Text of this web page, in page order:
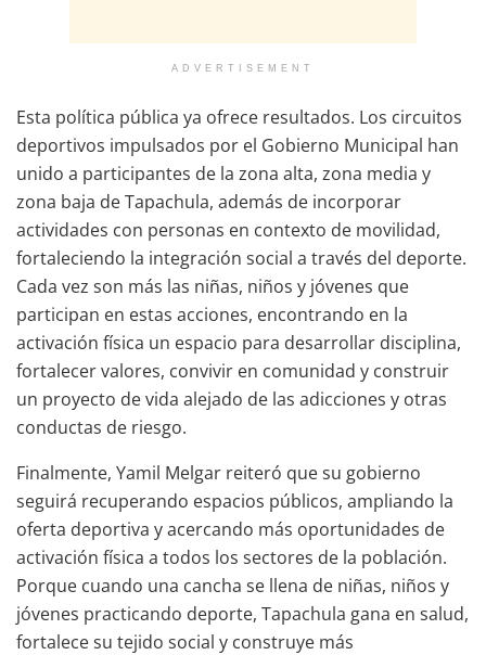
ADVERTISEMENT
Esta política pública ya ofrece resultados. Los circuitos
deportivos impulsados por el Gobierno Municipal han
unido a participantes de la zona alta, zona media y
zona baja de Tapachula, además de incorporar
actividades con personas en contexto de movilidad,
fortaleciendo la integración social a través del deporte.
Cada vez son más las niñas, niños y jóvenes que
participan en estas acciones, encontrando en la
activación física un espacio para desarrollar disciplina,
fortalecer valores, convivir en comunidad y construir
un proyecto de vida alejado de las adicciones y otras
conductas de riesgo.
Finalmente, Yamil Melgar reiteró que su gobierno
seguirá recuperando espacios públicos, ampliando la
oferta deportiva y acercando más oportunidades de
activación física a todos los sectores de la población.
Porque cuando una cancha se llena de niñas, niños y
jóvenes practicando deporte, Tapachula gana en salud,
fortalece su tejido social y construye más